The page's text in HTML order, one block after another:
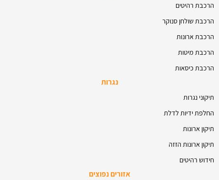
הרכבת רהיטים
הרכבת שולחן סנוקר
הרכבת ארונות
הרכבת מיטות
הרכבת כיסאות
נגרות
תיקוני נגרות
החלפת ידיות לדלת
תיקון ארונות
תיקון ארונות הזזה
חידוש רהיטים
אזורים נפוצים